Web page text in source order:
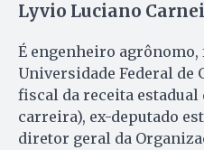
Lyvio Luciano
É engenheiro
Universidade Federal de
fiscal da receita estadual
carreira), ex-deputado
diretor geral da